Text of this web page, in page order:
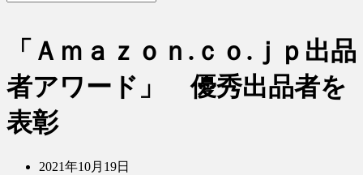
「Ａｍａｚｏｎ.ｃｏ.ｊｐ出品
者アワード」 優秀出品者を
表彰
2021年10月19日